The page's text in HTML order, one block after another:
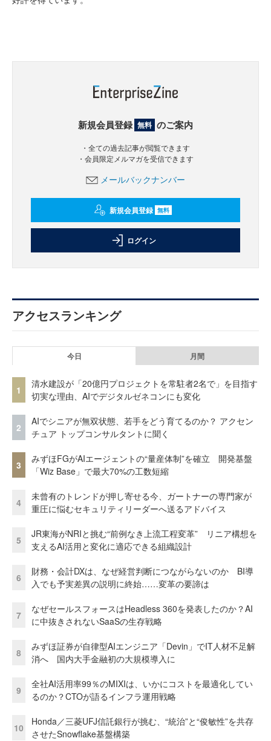
新規会員登録 無料 のご案内
・全ての過去記事が閲覧できます
・会員限定メルマガを受信できます
メールバックナンバー
新規会員登録 無料
ログイン
アクセスランキング
今日 月間
1
清水建設が「20億円プロジェクトを常駐者2名で」を目指す
切実な理由、AIでデジタルゼネコンにも変化
2
AIでシニアが無双状態、若手をどう育てるのか？ アクセン
チュア トップコンサルタントに聞く
3
みずほFGがAIエージェントの“量産体制”を確立 開発基盤
「Wiz Base」で最大70%の工数短縮
4
未曾有のトレンドが押し寄せる今、ガートナーの専門家が
重圧に悩むセキュリティリーダーへ送るアドバイス
5
JR東海がNRIと挑む“前例なき上流工程変革” リニア構想を
支えるAI活用と変化に適応できる組織設計
6
財務・会計DXは、なぜ経営判断につながらないのか BI導
入でも予実差異の説明に終始……変革の要諦は
7
なぜセールスフォースはHeadless 360を発表したのか？AI
に中抜きされないSaaSの生存戦略
8
みずほ証券が自律型AIエンジニア「Devin」でIT人材不足解
消へ 国内大手金融初の大規模導入に
9
全社AI活用率99％のMIXIは、いかにコストを最適化してい
るのか？CTOが語るインフラ運用戦略
10
Honda／三菱UFJ信託銀行が挑む、“統治”と“俊敏性”を共存
させたSnowflake基盤構築